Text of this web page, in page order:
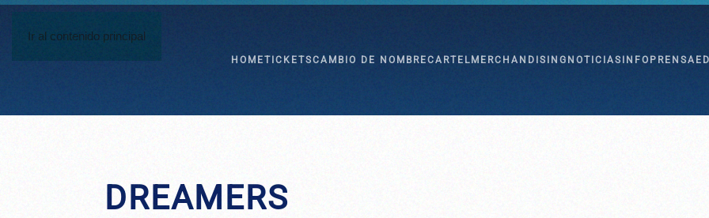
Ir al contenido principal
HOMETICKETSCAMBIO DE NOMBRECARTEL MERCHANDISING NOTICIAS INFO PRENSA
DREAMERS